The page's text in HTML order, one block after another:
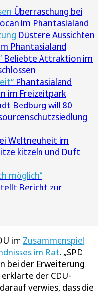
Überraschung bei
im Phantasialand
Düstere Aussichten
Phantasialand
Beliebte Attraktion im
Phantasialand
im Freizeitpark
Bedburg will 80
Weltneuheit im
kitzeln und Duft
möglich“
Bericht zur
im Zusammenspiel
im Rat. „SPD
bei der Erweiterung
erklärte der CDU-
verwies, dass die